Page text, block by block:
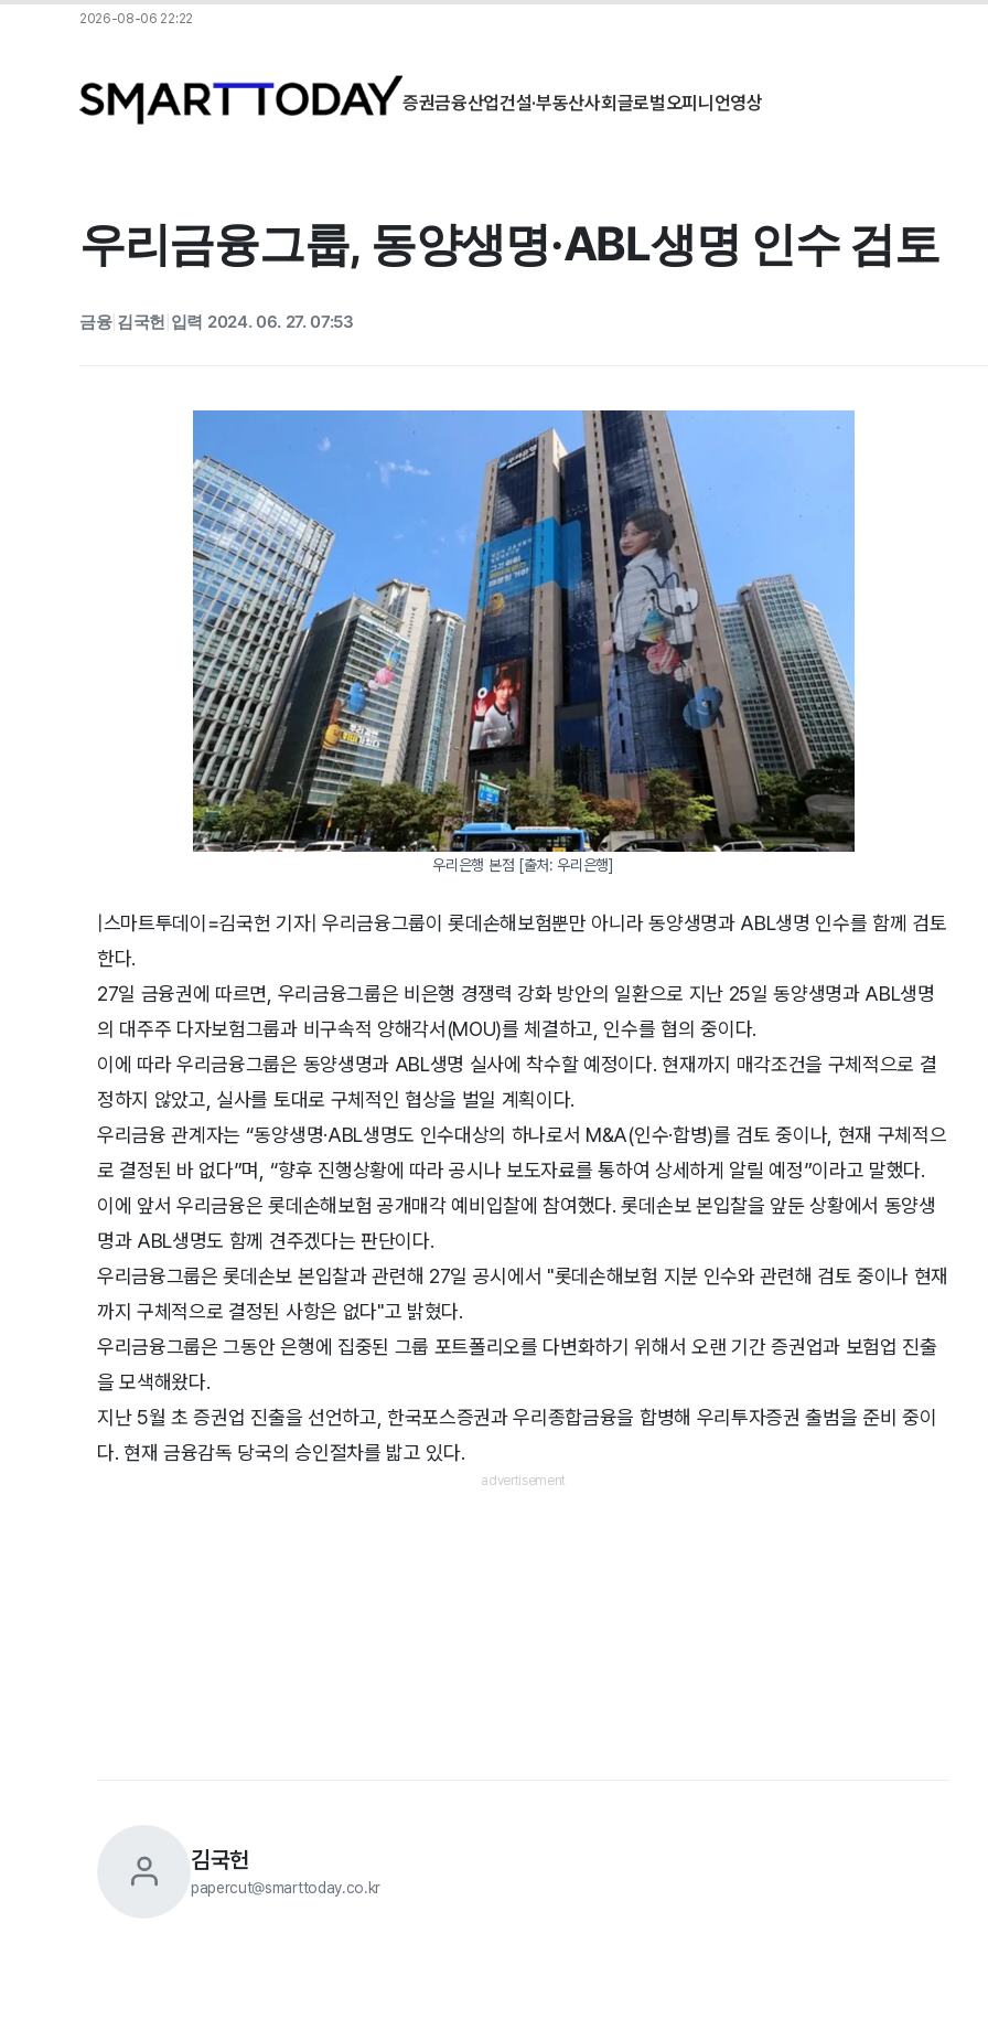
2026-08-06 22:22
증권금융산업건설·부동산사회글로벌오피니언영상
우리금융그룹, 동양생명·ABL생명 인수 검토
금융| 김국헌 입력 2024. 06. 27. 07:53
우리은행 본점 [출처: 우리은행]
|스마트투데이=김국헌 기자| 우리금융그룹이 롯데손해보험뿐만 아니라 동양생명과 ABL생명 인수를 함께 검토
한다.
27일 금융권에 따르면, 우리금융그룹은 비은행 경쟁력 강화 방안의 일환으로 지난 25일 동양생명과 ABL생명
의 대주주 다자보험그룹과 비구속적 양해각서(MOU)를 체결하고, 인수를 협의 중이다.
이에 따라 우리금융그룹은 동양생명과 ABL생명 실사에 착수할 예정이다. 현재까지 매각조건을 구체적으로 결
정하지 않았고, 실사를 토대로 구체적인 협상을 벌일 계획이다.
우리금융 관계자는 “동양생명·ABL생명도 인수대상의 하나로서 M&A(인수·합병)를 검토 중이나, 현재 구체적으
로 결정된 바 없다”며, “향후 진행상황에 따라 공시나 보도자료를 통하여 상세하게 알릴 예정”이라고 말했다.
이에 앞서 우리금융은 롯데손해보험 공개매각 예비입찰에 참여했다. 롯데손보 본입찰을 앞둔 상황에서 동양생
명과 ABL생명도 함께 견주겠다는 판단이다.
우리금융그룹은 롯데손보 본입찰과 관련해 27일 공시에서 "롯데손해보험 지분 인수와 관련해 검토 중이나 현재
까지 구체적으로 결정된 사항은 없다"고 밝혔다.
우리금융그룹은 그동안 은행에 집중된 그룹 포트폴리오를 다변화하기 위해서 오랜 기간 증권업과 보험업 진출
을 모색해왔다.
지난 5월 초 증권업 진출을 선언하고, 한국포스증권과 우리종합금융을 합병해 우리투자증권 출범을 준비 중이
다. 현재 금융감독 당국의 승인절차를 밟고 있다.
김국헌
papercut@smarttoday.co.kr